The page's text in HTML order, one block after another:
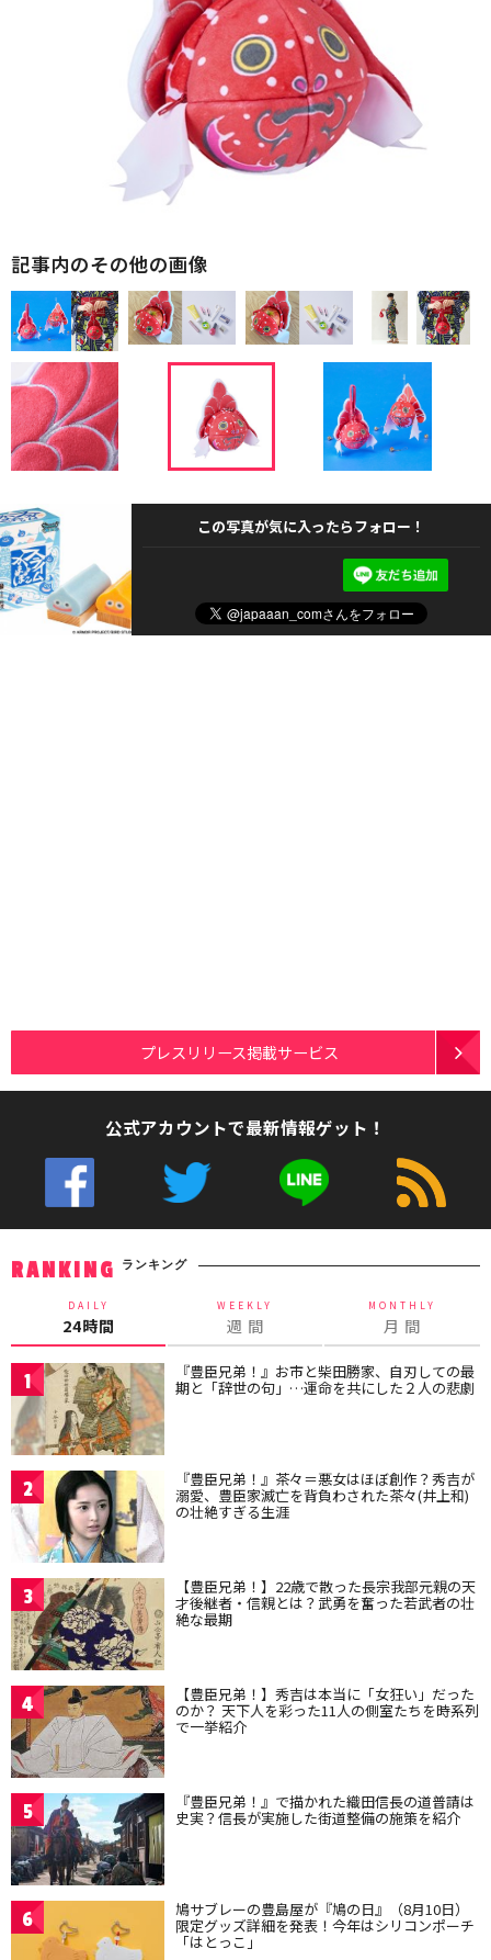
記事内のその他の画像
この写真が気に入ったらフォロー！
プレスリリース掲載サービス
公式アカウントで最新情報ゲット！
RANKING ランキング
DAILY
24時間
WEEKLY
週 間
MONTHLY
月 間
1 『豊臣兄弟！』お市と柴田勝家、自刃しての最
期と「辞世の句」…運命を共にした２人の悲劇
2 『豊臣兄弟！』茶々＝悪女はほぼ創作？秀吉が
溺愛、豊臣家滅亡を背負わされた茶々(井上和)
の壮絶すぎる生涯
3 【豊臣兄弟！】22歳で散った長宗我部元親の天
才後継者・信親とは？武勇を奮った若武者の壮
絶な最期
4 【豊臣兄弟！】秀吉は本当に「女狂い」だった
のか？ 天下人を彩った11人の側室たちを時系列
で一挙紹介
5 『豊臣兄弟！』で描かれた織田信長の道普請は
史実？信長が実施した街道整備の施策を紹介
6 鳩サブレーの豊島屋が『鳩の日』（8月10日）
限定グッズ詳細を発表！今年はシリコンポーチ
「はとっこ」